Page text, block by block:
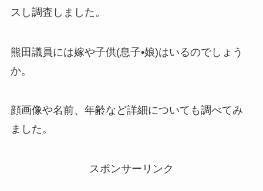
スし調査しました。
熊田議員には嫁や子供(息子•娘)はいるのでしょう
か。
顔画像や名前、年齢など詳細についても調べてみ
ました。
スポンサーリンク